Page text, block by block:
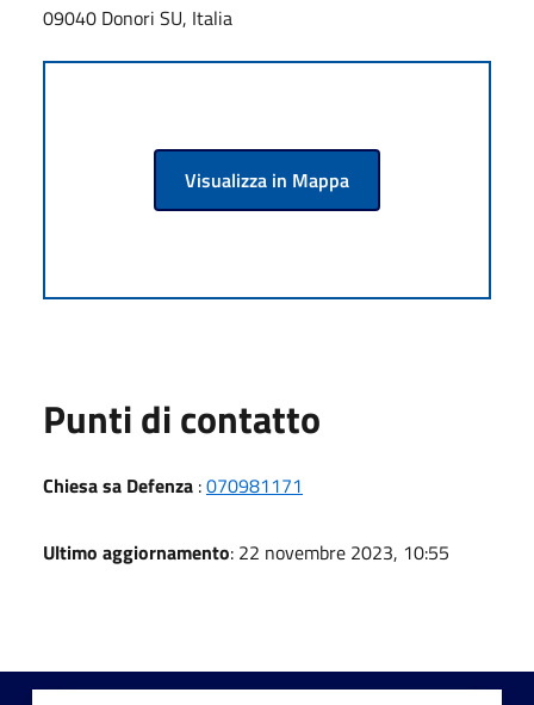
09040 Donori SU, Italia
Visualizza in Mappa
Punti di contatto
Chiesa sa Defenza :070981171
Ultimo aggiornamento: 22 novembre 2023, 10:55